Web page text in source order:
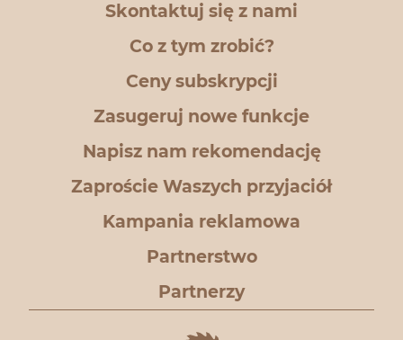
Skontaktuj się z nami
Co z tym zrobić?
Ceny subskrypcji
Zasugeruj nowe funkcje
Napisz nam rekomendację
Zaproście Waszych przyjaciół
Kampania reklamowa
Partnerstwo
Partnerzy